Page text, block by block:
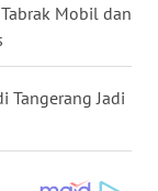
Mobil dan
Tangerang Jadi